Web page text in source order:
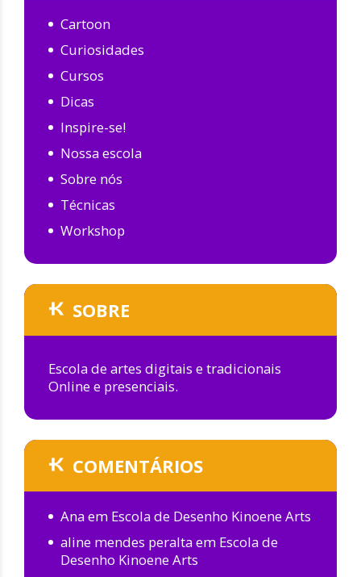
Cartoon
Curiosidades
Cursos
Dicas
Inspire-se!
Nossa escola
Sobre nós
Técnicas
Workshop
SOBRE
Escola de artes digitais e tradicionais
Online e presenciais.
COMENTÁRIOS
Anaem Escola de Desenho Kinoene Arts
aline mendes peraltaem Escola de
Desenho Kinoene Arts